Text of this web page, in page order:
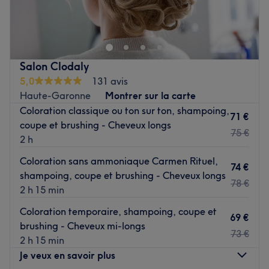
Angie Institut Nails ! On profite d'un agréable moment
dans un lieu joliment décoré où l'on se sent bien.
Angélique vous reçoit avec le sourire pour vous proposer
des prestations personnalisées tout en répondant à vos
besoins.
L’équipe :
C'est'Angélique' qui vous accueille chaleureusement
dans ce salon.
Nos coups de cœur :
L’atmosphère : On découvre une ambiance conviviale et
cocooning.
Les spécialités de l’établissement : La beauté des ongles.
Nails.
Salon Clodaly
5,0
131 avis
Haute-Garonne
Montrer sur la carte
Coloration classique ou ton sur ton, shampoing,
coupe et brushing - Cheveux longs
2 h
71 €
75 €
Coloration sans ammoniaque Carmen Rituel,
shampoing, coupe et brushing - Cheveux longs
2 h 15 min
74 €
78 €
Coloration temporaire, shampoing, coupe et
brushing - Cheveux mi-longs
2 h 15 min
69 €
73 €
Je veux en savoir plus